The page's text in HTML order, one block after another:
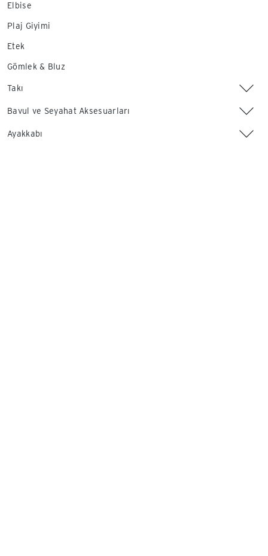
Elbise
Plaj Giyimi
Etek
Gömlek & Bluz
Takı
Bavul ve Seyahat Aksesuarları
Ayakkabı